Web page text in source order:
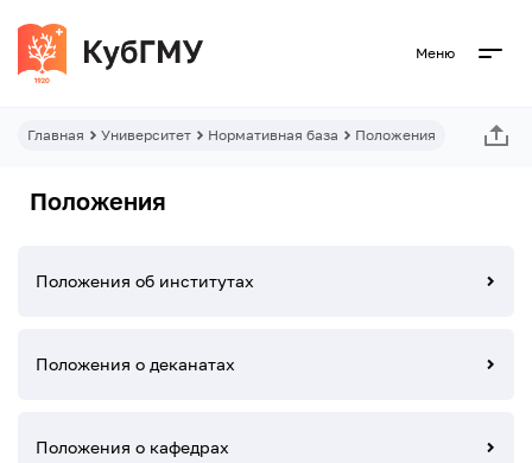
Меню
Главная Университет Нормативная база Положения
Положения
Положения об институтах
Положения о деканатах
Положения о кафедрах